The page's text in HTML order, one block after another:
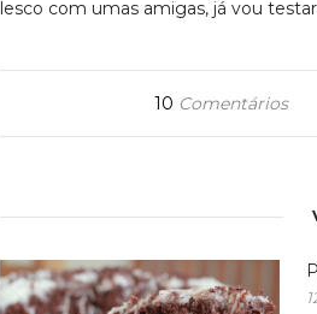
lesco com umas amigas, já vou
10 Comentários